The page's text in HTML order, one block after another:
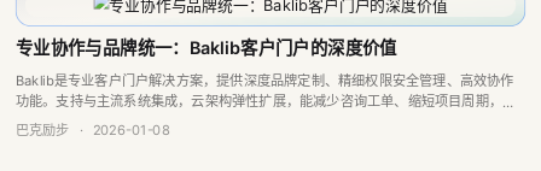
专业协作与品牌统一：Baklib客户门户的深度价值
Baklib是专业客户门户解决方案，提供深度品牌定制、精细权限安全管理、高效协作
功能。支持与主流系统集成，云架构弹性扩展，能减少咨询工单、缩短项目周期，降
低长期成本，适用于多行业打造专业协作体验。
巴克励步 · 2026-01-08